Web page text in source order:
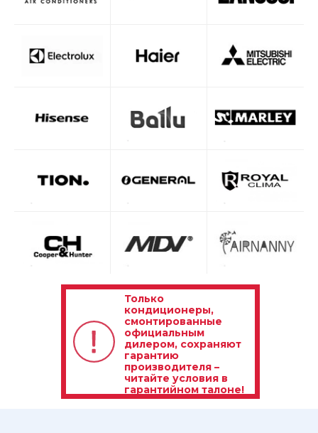
Только
кондиционеры,
смонтированные
официальным
дилером, сохраняют
гарантию
производителя –
читайте условия в
гарантийном талоне!